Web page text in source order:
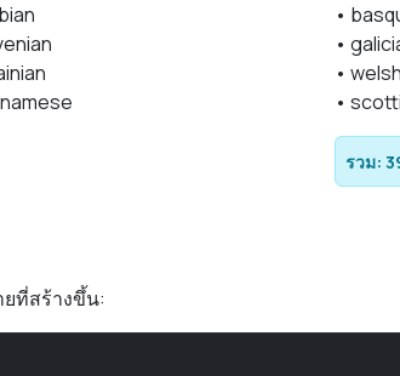
•
•
• welsh
•
รวม:
ยที่สร้างขึ้น: